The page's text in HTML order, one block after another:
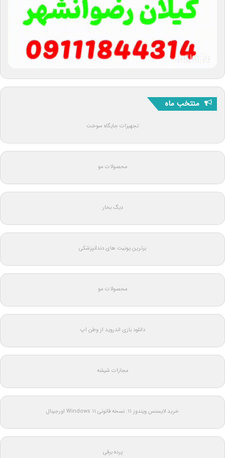
منتخب ماه
تجهیزات جایگاه سوخت
محصولات مو
دیگ بخار
برترین یونیت های دندانپزشکی
محصولات مو
دانلود بازی اندروید از وطن اپ
مجازات شیشه
خرید لایسنس ویندوز 11: نسخه قانونی Windows 11 اورجینال
پرده برقی